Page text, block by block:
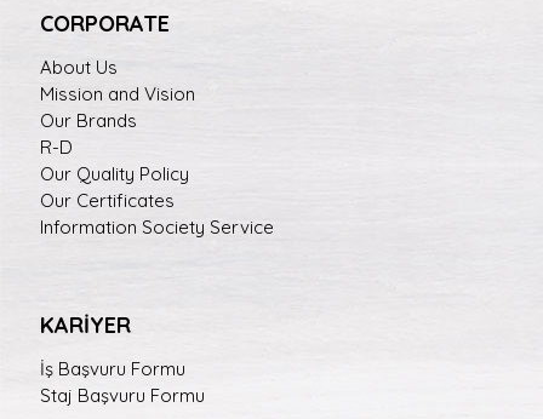
CORPORATE
About Us
Mission and Vision
Our Brands
R-D
Our Quality Policy
Our Certificates
Information Society Service
KARİYER
İş Başvuru Formu
Staj Başvuru Formu